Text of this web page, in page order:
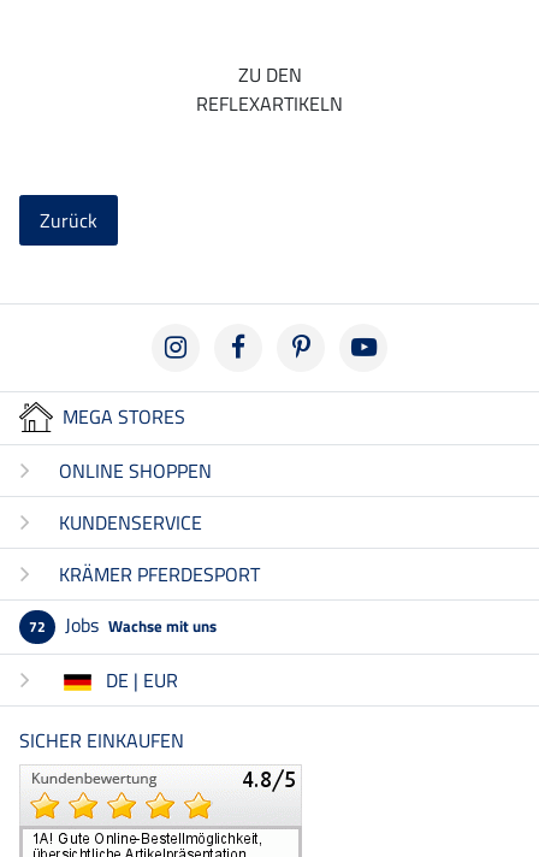
ZU DEN
REFLEXARTIKELN
Zurück
MEGA STORES
ONLINE SHOPPEN
KUNDENSERVICE
KRÄMER PFERDESPORT
72 Jobs Wachse mit uns
DE | EUR
SICHER EINKAUFEN